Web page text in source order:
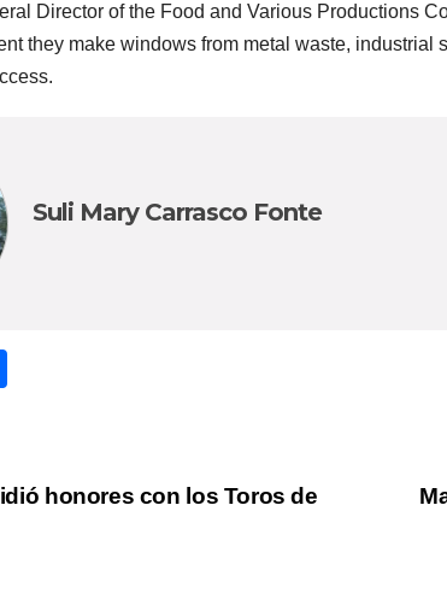
Director of the Food and Various Productions
they make windows from metal waste, industrial
Suli Mary Carrasco Fonte
p
honores con los Toros de